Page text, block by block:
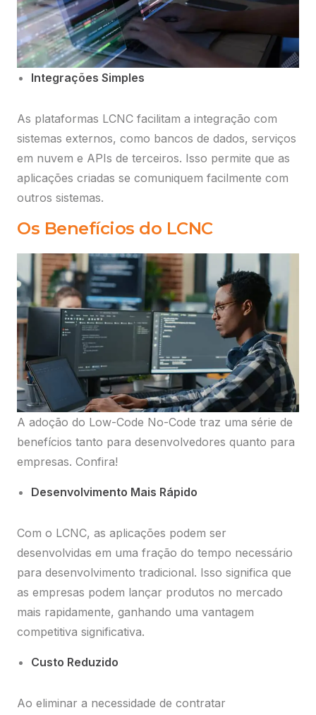
Integrações Simples
As plataformas LCNC facilitam a integração com
sistemas externos, como bancos de dados, serviços
em nuvem e APIs de terceiros. Isso permite que as
aplicações criadas se comuniquem facilmente com
outros sistemas.
Os Benefícios do LCNC
A adoção do Low-Code No-Code traz uma série de
benefícios tanto para desenvolvedores quanto para
empresas. Confira!
Desenvolvimento Mais Rápido
Com o LCNC, as aplicações podem ser
desenvolvidas em uma fração do tempo necessário
para desenvolvimento tradicional. Isso significa que
as empresas podem lançar produtos no mercado
mais rapidamente, ganhando uma vantagem
competitiva significativa.
Custo Reduzido
Ao eliminar a necessidade de contratar